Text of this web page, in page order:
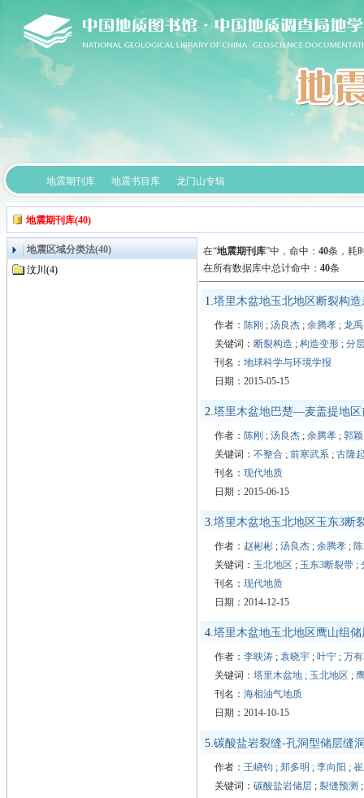
地震期刊库 地震书目库 龙门山专辑
地震期刊库(40)
地震区域分类法(40)
汶川(4)
在“地震期刊库”中， 命中： 40条，耗
在所有数据库中总计命中： 40条
1.塔里木盆地玉北地区断裂构
作者： 陈刚 ; 汤良杰 ; 余腾孝 ; 龙禹
关键词： 断裂构造 ; 构造变形 ; 分
刊名： 地球科学与环境学报
日期：2015-05-15
2.塔里木盆地巴楚—麦盖提地区
作者： 陈刚 ; 汤良杰 ; 余腾孝 ; 郭颖
关键词： 不整合 ; 前寒武系 ; 古隆
刊名： 现代地质
日期：2015-06-15
3.塔里木盆地玉北地区玉东3断
作者： 赵彬彬 ; 汤良杰 ; 余腾孝 ;
关键词： 玉北地区 ; 玉东3断裂带 ;
刊名： 现代地质
日期：2014-12-15
4.塔里木盆地玉北地区鹰山组
作者： 李映涛 ; 袁晓宇 ; 叶宁 ; 万
关键词： 塔里木盆地 ; 玉北地区 ;
刊名： 海相油气地质
日期：2014-10-15
5.碳酸盐岩裂缝-孔洞型储层缝
作者： 王峣钧 ; 郑多明 ; 李向阳 ;
关键词： 碳酸盐岩储层 ; 裂缝预测